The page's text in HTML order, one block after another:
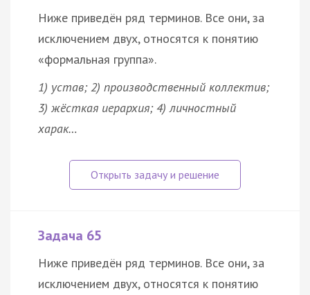
Ниже приведён ряд терминов. Все они, за
исключением двух, относятся к понятию
«формальная группа».
1) устав; 2) производственный коллектив;
3) жёсткая иерархия; 4) личностный
харак…
Задача 65
Ниже приведён ряд терминов. Все они, за
исключением двух, относятся к понятию